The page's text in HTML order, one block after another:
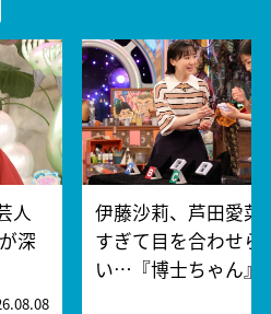
人
深
伊藤沙莉、芦田愛菜
すぎて目を合わせら
い…『博士ちゃん